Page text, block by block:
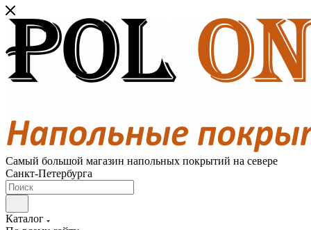
Самый большой магазин напольных покрытий на севере
Санкт-Петербурга
Каталог